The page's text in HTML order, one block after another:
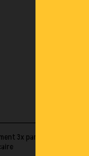
3x par carte